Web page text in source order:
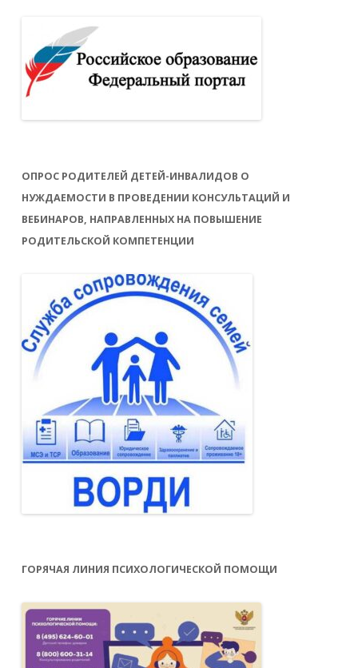
ОПРОС РОДИТЕЛЕЙ ДЕТЕЙ-ИНВАЛИДОВ О
НУЖДАЕМОСТИ В ПРОВЕДЕНИИ КОНСУЛЬТАЦИЙ И
ВЕБИНАРОВ, НАПРАВЛЕННЫХ НА ПОВЫШЕНИЕ
РОДИТЕЛЬСКОЙ КОМПЕТЕНЦИИ
ГОРЯЧАЯ ЛИНИЯ ПСИХОЛОГИЧЕСКОЙ ПОМОЩИ